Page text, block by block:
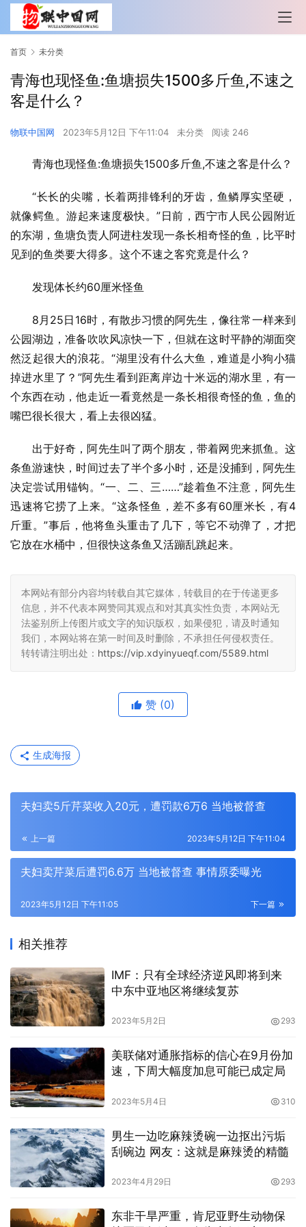
首页 未分类
青海也现怪鱼:鱼塘损失1500多斤鱼,不速之
客是什么？
物联中国网 2023年5月12日 下午11:04 未分类 阅读 246
青海也现怪鱼:鱼塘损失1500多斤鱼,不速之客是什么？
“长长的尖嘴，长着两排锋利的牙齿，鱼鳞厚实坚硬，
就像鳄鱼。游起来速度极快。”日前，西宁市人民公园附近
的东湖，鱼塘负责人阿进柱发现一条长相奇怪的鱼，比平时
见到的鱼类要大得多。这个不速之客究竟是什么？
发现体长约60厘米怪鱼
8月25日16时，有散步习惯的阿先生，像往常一样来到
公园湖边，准备吹吹风凉快一下，但就在这时平静的湖面突
然泛起很大的浪花。“湖里没有什么大鱼，难道是小狗小猫
掉进水里了？”阿先生看到距离岸边十米远的湖水里，有一
个东西在动，他走近一看竟然是一条长相很奇怪的鱼，鱼的
嘴巴很长很大，看上去很凶猛。
出于好奇，阿先生叫了两个朋友，带着网兜来抓鱼。这
条鱼游速快，时间过去了半个多小时，还是没捕到，阿先生
决定尝试用锚钩。“一、二、三……”趁着鱼不注意，阿先生
迅速将它捞了上来。“这条怪鱼，差不多有60厘米长，有4
斤重。”事后，他将鱼头重击了几下，等它不动弹了，才把
它放在水桶中，但很快这条鱼又活蹦乱跳起来。
本网站有部分内容均转载自其它媒体，转载目的在于传递更多
信息，并不代表本网赞同其观点和对其真实性负责，本网站无
法鉴别所上传图片或文字的知识版权，如果侵犯，请及时通知
我们，本网站将在第一时间及时删除，不承担任何侵权责任。
转转请注明出处： https://vip.xdyinyueqf.com/5589.html
赞 (0)
生成海报
夫妇卖5斤芹菜收入20元，遭罚款6万6 当地被督查
上一篇 2023年5月12日 下午11:04
夫妇卖芹菜后遭罚6.6万 当地被督查 事情原委曝光
下一篇
2023年5月12日 下午11:05
相关推荐
IMF：只有全球经济逆风即将到来
中东中亚地区将继续复苏
2023年5月2日 293
美联储对通胀指标的信心在9月份加
速，下周大幅度加息可能已成定局
2023年5月4日 310
男生一边吃麻辣烫碗一边抠出污垢
刮碗边 网友：这就是麻辣烫的精髓
2023年4月29日 293
东非干旱严重，肯尼亚野生动物保